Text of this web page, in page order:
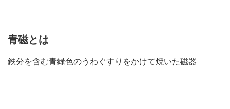
青磁とは
鉄分を含む青緑色のうわぐすりをかけて焼いた磁器